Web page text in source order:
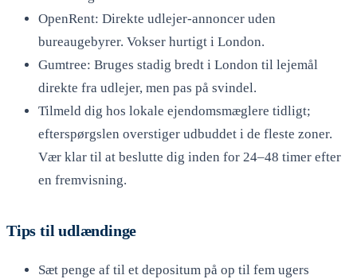
OpenRent: Direkte udlejer-annoncer uden
bureaugebyrer. Vokser hurtigt i London.
Gumtree: Bruges stadig bredt i London til lejemål
direkte fra udlejer, men pas på svindel.
Tilmeld dig hos lokale ejendomsmæglere tidligt;
efterspørgslen overstiger udbuddet i de fleste zoner.
Vær klar til at beslutte dig inden for 24–48 timer efter
en fremvisning.
Tips til udlændinge
Sæt penge af til et depositum på op til fem ugers